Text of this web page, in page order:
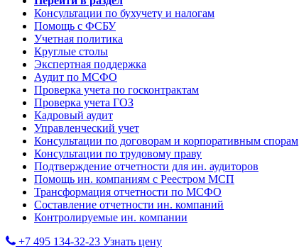
Консультации по бухучету и налогам
Помощь с ФСБУ
Учетная политика
Круглые столы
Экспертная поддержка
Аудит по МСФО
Проверка учета по госконтрактам
Проверка учета ГОЗ
Кадровый аудит
Управленческий учет
Консультации по договорам и корпоративным спорам
Консультации по трудовому праву
Подтверждение отчетности для ин. аудиторов
Помощь ин. компаниям с Реестром МСП
Трансформация отчетности по МСФО
Составление отчетности ин. компаний
Контролируемые ин. компании
+7 495 134-32-23 Узнать цену